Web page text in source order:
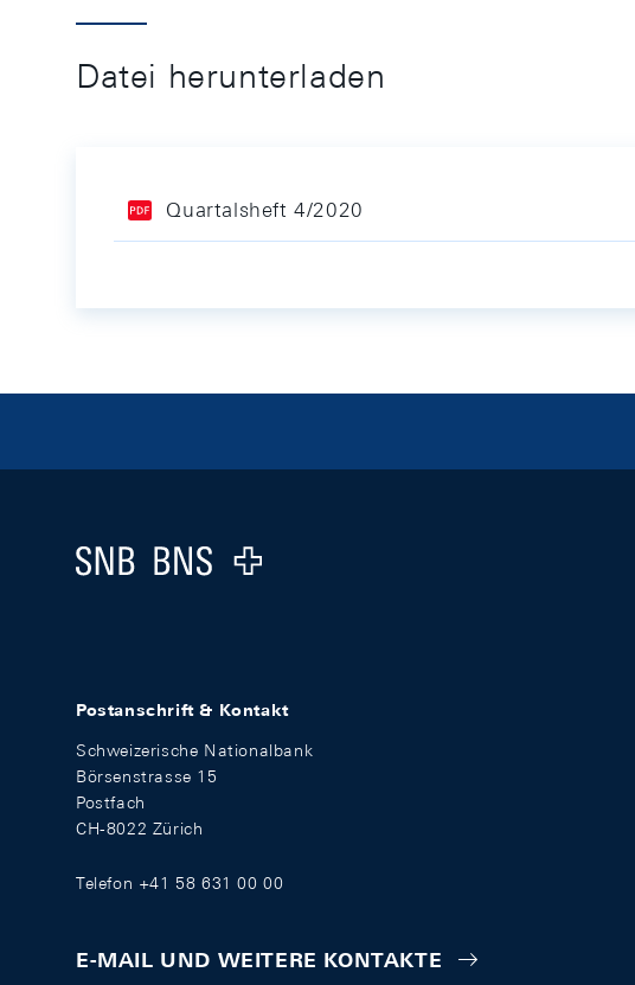
Datei herunterladen
Quartalsheft 4/2020
Logo
Postanschrift & Kontakt
Schweizerische Nationalbank
Börsenstrasse 15
Postfach
CH-8022 Zürich
Telefon +41 58 631 00 00
E-MAIL UND WEITERE KONTAKTE